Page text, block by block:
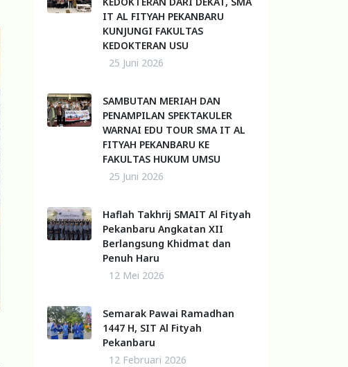
IT AL FITYAH PEKANBARU
KUNJUNGI FAKULTAS
KEDOKTERAN USU
25 Juni 2026
SAMBUTAN MERIAH DAN
PENAMPILAN SPEKTAKULER
WARNAI EDU TOUR SMA IT AL
FITYAH PEKANBARU KE
FAKULTAS HUKUM UMSU
25 Juni 2026
Haflah Takhrij SMAIT Al Fityah
Pekanbaru Angkatan XII
Berlangsung Khidmat dan
Penuh Haru
12 Mei 2026
Semarak Pawai Ramadhan
1447 H, SIT Al Fityah
Pekanbaru
12 Februari 2026